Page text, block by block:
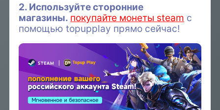
2. Используйте сторонние
магазины. покупайте монеты steam с
помощью topupplay прямо сейчас!